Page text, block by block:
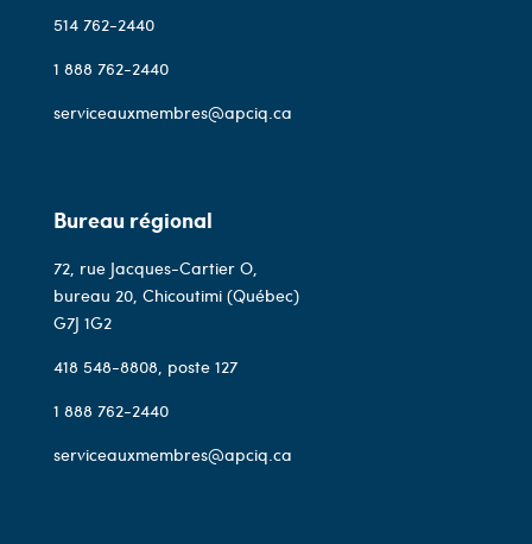
514 762-2440
1 888 762-2440
serviceauxmembres@apciq.ca
Bureau régional
72, rue Jacques-Cartier O,
bureau 20, Chicoutimi (Québec)
G7J 1G2
418 548-8808, poste 127
1 888 762-2440
serviceauxmembres@apciq.ca